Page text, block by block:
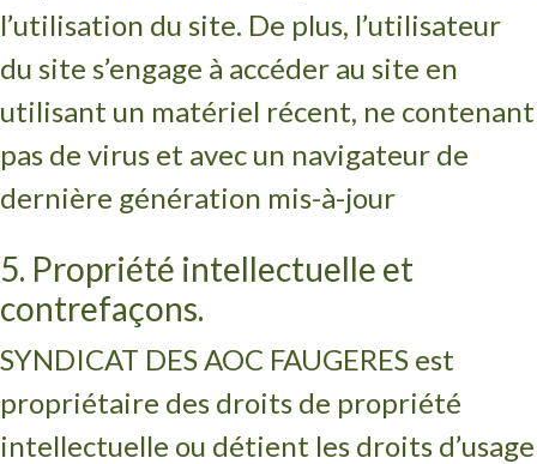
l’utilisation du site. De plus, l’utilisateur
du site s’engage à accéder au site en
utilisant un matériel récent, ne contenant
pas de virus et avec un navigateur de
dernière génération mis-à-jour
5. Propriété intellectuelle et
contrefaçons.
SYNDICAT DES AOC FAUGERES est
propriétaire des droits de propriété
intellectuelle ou détient les droits d’usage